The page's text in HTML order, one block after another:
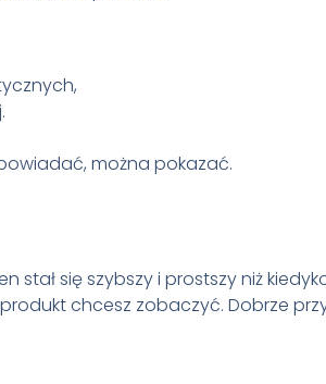
można pokazać.
stał się szybszy i prostszy niż
chcesz zobaczyć. Dobrze